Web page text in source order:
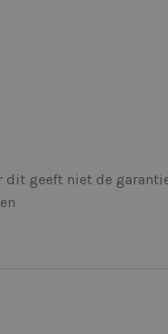
geeft niet de